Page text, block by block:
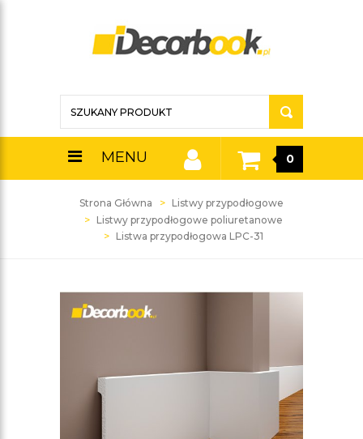
MENU 0
Strona Główna
Listwy przypodłogowe
Listwy przypodłogowe poliuretanowe
Listwa przypodłogowa LPC-31